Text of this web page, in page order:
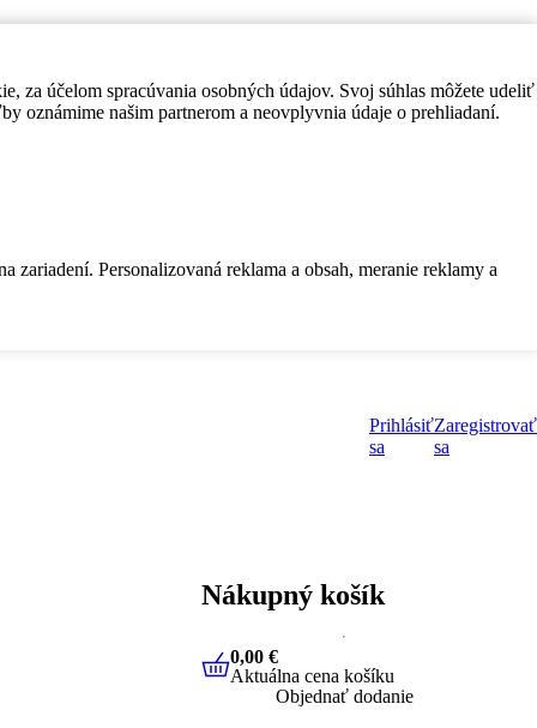
za účelom spracúvania osobných údajov. Svoj súhlas môžete udeliť
oznámime našim partnerom a neovplyvnia údaje o prehliadaní.
Personalizovaná reklama a obsah, meranie reklamy a
Prihlásiť
sa
Zaregistrovať
sa
Nákupný košík
0,00 €Aktuálna cena košíku
0,00 €
Aktuálna cena košíku
Objednať dodanie